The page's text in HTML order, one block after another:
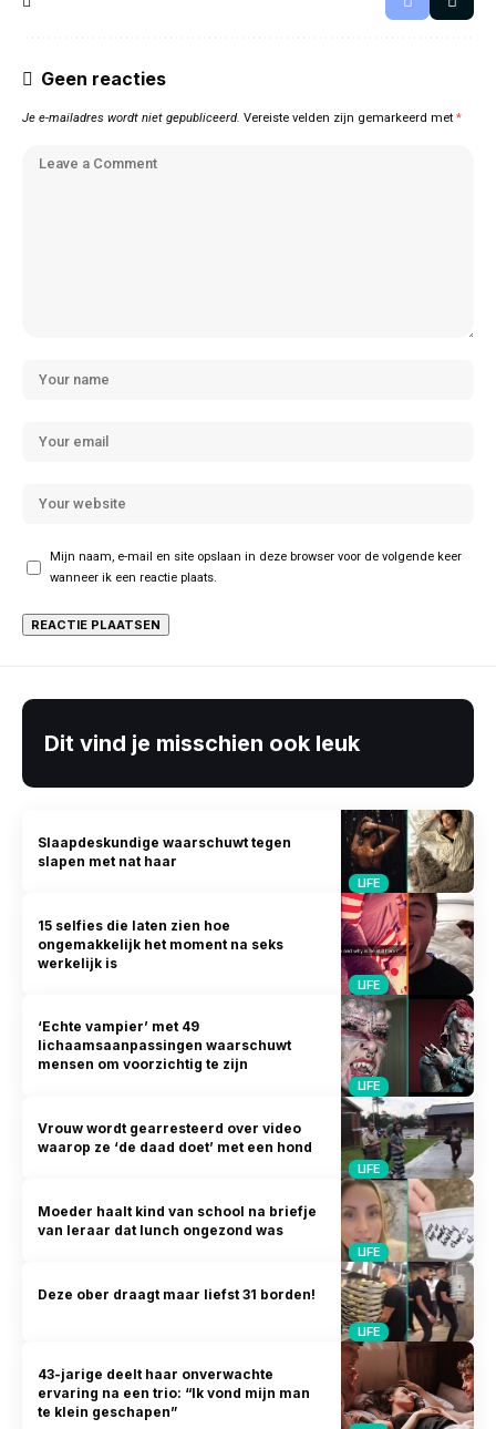
Geen reacties
Je e-mailadres wordt niet gepubliceerd. Vereiste velden zijn gemarkeerd met *
Mijn naam, e-mail en site opslaan in deze browser voor de volgende keer
wanneer ik een reactie plaats.
Dit vind je misschien ook leuk
LIFE
Slaapdeskundige waarschuwt tegen
slapen met nat haar
LIFE
15 selfies die laten zien hoe
ongemakkelijk het moment na seks
werkelijk is
LIFE
‘Echte vampier’ met 49
lichaamsaanpassingen waarschuwt
mensen om voorzichtig te zijn
LIFE
Vrouw wordt gearresteerd over video
waarop ze ‘de daad doet’ met een hond
LIFE
Moeder haalt kind van school na briefje
van leraar dat lunch ongezond was
LIFE
Deze ober draagt maar liefst 31 borden!
43-jarige deelt haar onverwachte
ervaring na een trio: “Ik vond mijn man
te klein geschapen”